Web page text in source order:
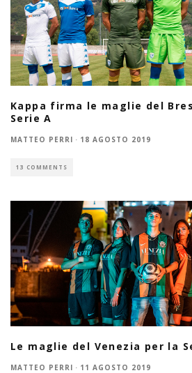
Kappa firma le maglie del
Serie A
MATTEO PERRI · 18 AGOSTO 2019
13 COMMENTS
Le maglie del Venezia per la
MATTEO PERRI · 11 AGOSTO 2019